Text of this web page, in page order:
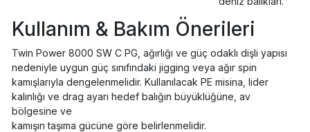
Kullanım & Bakım Önerileri
Twin Power 8000 SW C PG, ağırlığı ve güç odaklı dişli yapısı
nedeniyle uygun güç sınıfındaki jigging veya ağır spin
kamışlarıyla dengelenmelidir. Kullanılacak PE misina, lider
kalınlığı ve drag ayarı hedef balığın büyüklüğüne, av
bölgesine ve
kamışın taşıma gücüne göre belirlenmelidir.